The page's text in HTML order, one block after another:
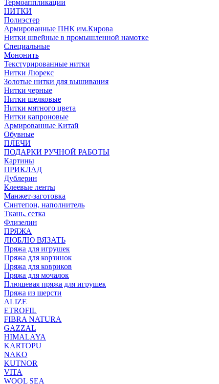
Термоаппликации
НИТКИ
Полиэстер
Армированные ПНК им.Кирова
Нитки швейные в промышленной намотке
Специальные
Мононить
Текстурированные нитки
Нитки Люрекс
Золотые нитки для вышивания
Нитки черные
Нитки шелковые
Нитки мятного цвета
Нитки капроновые
Армированные Китай
Обувные
ПЛЕЧИ
ПОДАРКИ РУЧНОЙ РАБОТЫ
Картины
ПРИКЛАД
Дублерин
Клеевые ленты
Манжет-заготовка
Синтепон, наполнитель
Ткань, сетка
Флизелин
ПРЯЖА
ЛЮБЛЮ ВЯЗАТЬ
Пряжа для игрушек
Пряжа для корзинок
Пряжа для ковриков
Пряжа для мочалок
Плюшевая пряжа для игрушек
Пряжа из шерсти
ALIZE
ETROFIL
FIBRA NATURA
GAZZAL
HIMALAYA
KARTOPU
NAKO
KUTNOR
VITA
WOOL SEA